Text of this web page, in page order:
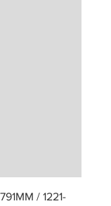
/ 1221-